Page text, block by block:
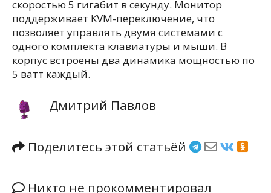
скоростью 5 гигабит в секунду. Монитор
поддерживает KVM-переключение, что
позволяет управлять двумя системами с
одного комплекта клавиатуры и мыши. В
корпус встроены два динамика мощностью по
5 ватт каждый.
Дмитрий Павлов
Поделитесь этой статьёй
Никто не прокомментировал